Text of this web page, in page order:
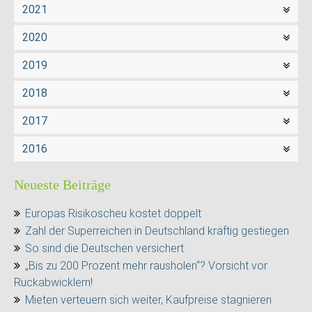
2021
2020
2019
2018
2017
2016
Neueste Beiträge
Europas Risikoscheu kostet doppelt
Zahl der Superreichen in Deutschland kräftig gestiegen
So sind die Deutschen versichert
„Bis zu 200 Prozent mehr rausholen“? Vorsicht vor
Rückabwicklern!
Mieten verteuern sich weiter, Kaufpreise stagnieren